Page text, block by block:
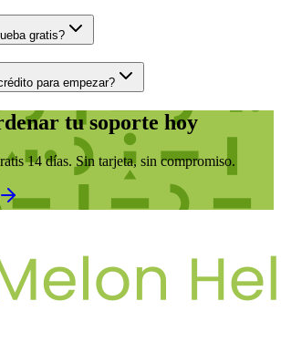
gratis?
para empezar?
tu soporte hoy
14 días. Sin tarjeta, sin compromiso.